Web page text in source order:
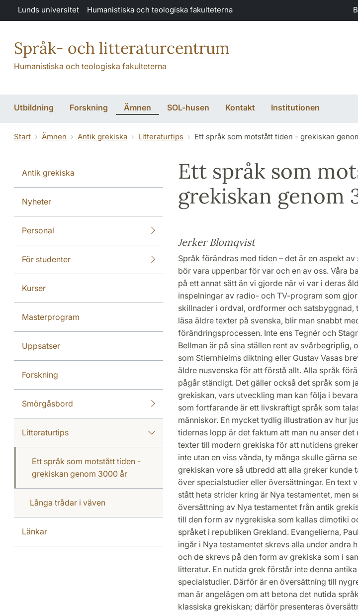
Hoppa till huvudinnehåll
Lunds universitet Humanistiska och teologiska fakulteterna
Språk- och litteraturcentrum
Humanistiska och teologiska fakulteterna
Utbildning Forskning Ämnen SOL-husen Kontakt Institutionen
Start Ämnen Antik grekiska Litteraturtips Ett språk som motstått tiden - grekiskan
Antik grekiska
Nyheter
Personal
För studenter
Kurser
Masterprogram
Uppsatser
Forskning
Smörgåsbord
Litteraturtips
Ett språk som motstått tiden -
grekiskan genom 3000 år
Långa trådar i väven
Länkar
Ett språk som
grekiskan genom
Jerker Blomqvist
Språk förändras med tiden – det är en aspekt
bör vara uppenbar för var och en av oss. Våra
på ett annat sätt än vi gjorde när vi var i deras
inspelningar av radio- och TV-program som
skillnader i ordval, ordformer och satsbyggnad,
läsa äldre texter på svenska, blir man snabbt
förändringsprocessen. Inte ens Tegnér och
Bellman är på sina ställen rent av svårbegriplig,
som Stiernhielms diktning eller Gustav Vasas
äldre nusvenska för att förstå allt. Alla språk
pågår ständigt. Det gäller också det språk som
grekiskan, vars utveckling man kan följa i
som fortfarande är ett livskraftigt språk som
människor. En mycket tydlig illustration av hur
tidernas lopp är det faktum att man nu anser
texter till modern grekiska för att nutidens
inte utan en viss vånda, ty många skulle gärna
grekiskan vore så utbredd att alla greker kunde
över specialstudier eller översättningar. En text
stått heta strider kring är Nya testamentet, men
översättning av Nya testamentet från antik
till den form av nygrekiska som kallas dimotiki
språket i republiken Grekland. Evangelierna,
ingår i Nya testamentet skrevs alla under andra
och de skrevs på den form av grekiska som i
litteratur. En nutida grek förstår inte denna
specialstudier. Därför är en översättning till
man är angelägen om att betona det nutida
klassiska grekiskan; därför presenteras